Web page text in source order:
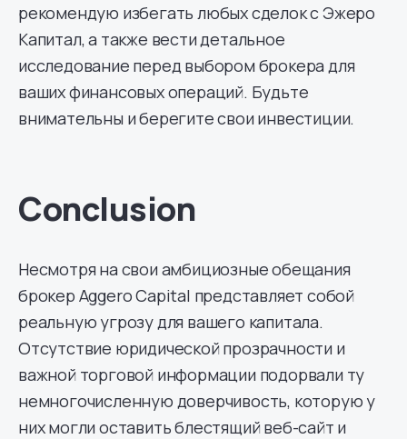
рекомендую избегать любых сделок с Эжеро
Капитал, а также вести детальное
исследование перед выбором брокера для
ваших финансовых операций. Будьте
внимательны и берегите свои инвестиции.
Conclusion
Несмотря на свои амбициозные обещания
брокер Aggero Capital представляет собой
реальную угрозу для вашего капитала.
Отсутствие юридической прозрачности и
важной торговой информации подорвали ту
немногочисленную доверчивость, которую у
них могли оставить блестящий веб-сайт и